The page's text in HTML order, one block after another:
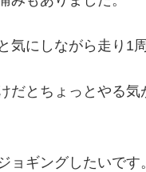
にしながら走り1
だとちょっとやる気
ギングしたいです。